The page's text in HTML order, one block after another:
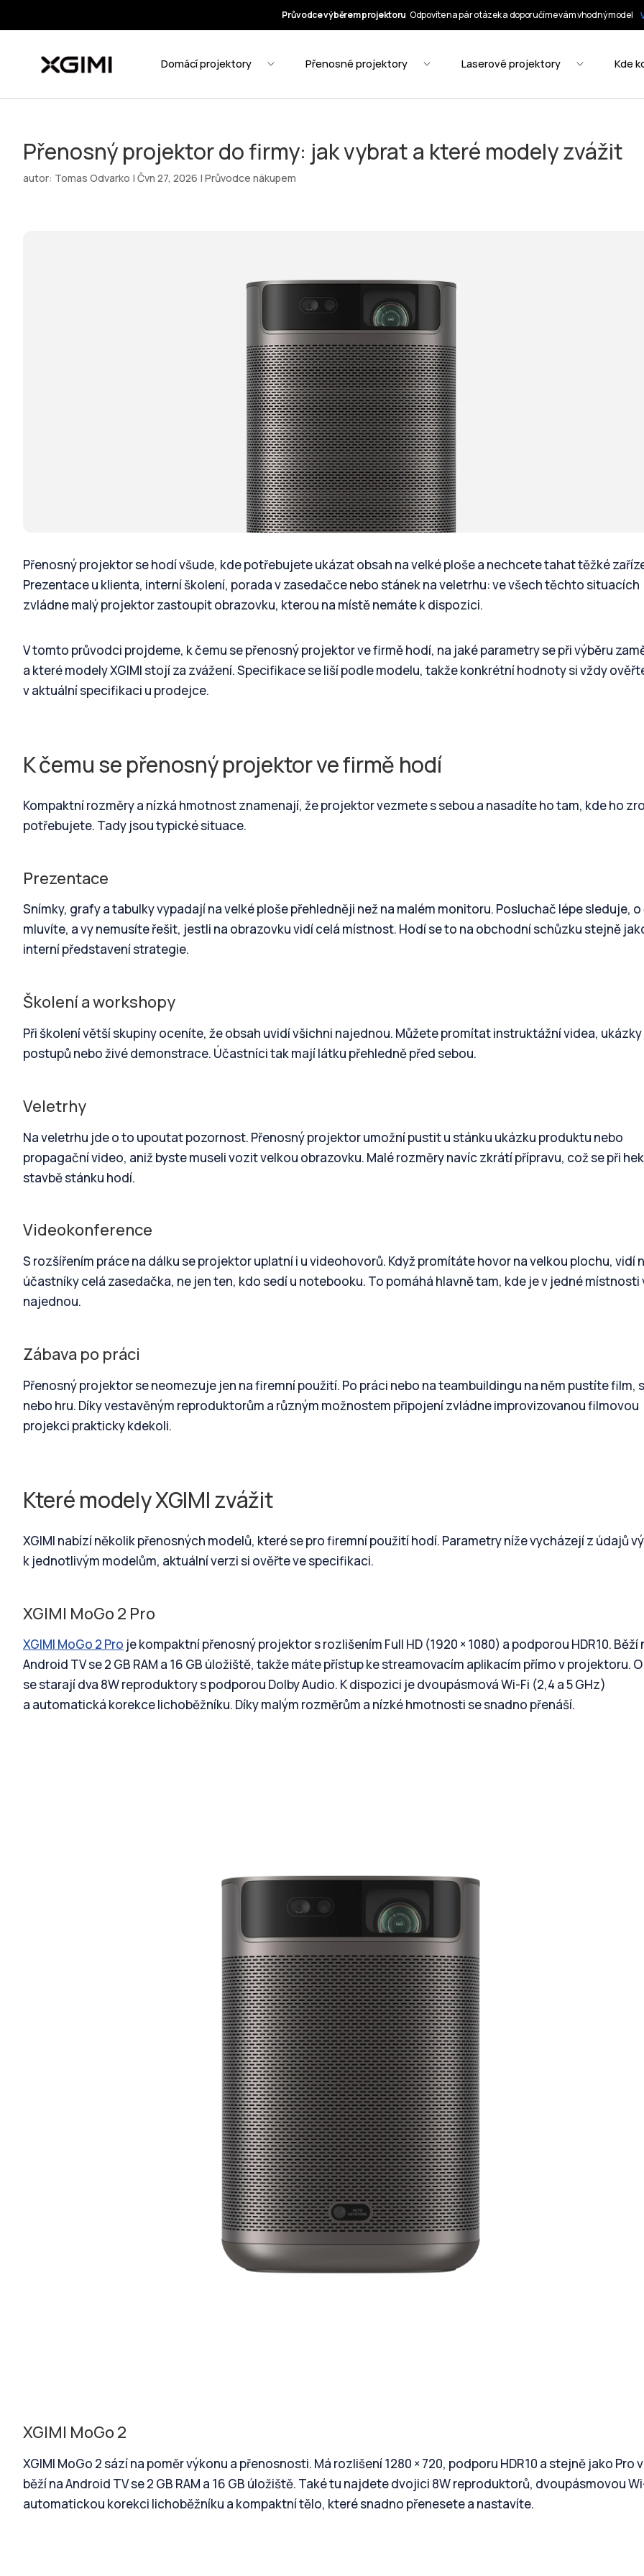
Přenosný projektor do firmy: jak vybrat a které modely zvážit
autor: Tomas Odvarko | Čvn 27, 2026 | Průvodce nákupem
Přenosný projektor se hodí všude, kde potřebujete ukázat obsah na velké ploše a nechcete tahat těžké
Prezentace u klienta, interní školení, porada v zasedačce nebo stánek na veletrhu: ve všech těchto situacích
zvládne malý projektor zastoupit obrazovku, kterou na místě nemáte k dispozici.
V tomto průvodci projdeme, k čemu se přenosný projektor ve firmě hodí, na jaké parametry se při výběru
a které modely XGIMI stojí za zvážení. Specifikace se liší podle modelu, takže konkrétní hodnoty si vždy
v aktuální specifikaci u prodejce.
K čemu se přenosný projektor ve firmě hodí
Kompaktní rozměry a nízká hmotnost znamenají, že projektor vezmete s sebou a nasadíte ho tam, kde ho
potřebujete. Tady jsou typické situace.
Prezentace
Snímky, grafy a tabulky vypadají na velké ploše přehledněji než na malém monitoru. Posluchač lépe sleduje, o
mluvíte, a vy nemusíte řešit, jestli na obrazovku vidí celá místnost. Hodí se to na obchodní schůzku stejně
interní představení strategie.
Školení a workshopy
Při školení větší skupiny oceníte, že obsah uvidí všichni najednou. Můžete promítat instruktážní videa, ukázky
postupů nebo živé demonstrace. Účastníci tak mají látku přehledně před sebou.
Veletrhy
Na veletrhu jde o to upoutat pozornost. Přenosný projektor umožní pustit u stánku ukázku produktu nebo
propagační video, aniž byste museli vozit velkou obrazovku. Malé rozměry navíc zkrátí přípravu, což se při
stavbě stánku hodí.
Videokonference
S rozšířením práce na dálku se projektor uplatní i u videohovorů. Když promítáte hovor na velkou plochu, vidí
účastníky celá zasedačka, ne jen ten, kdo sedí u notebooku. To pomáhá hlavně tam, kde je v jedné místnosti
najednou.
Zábava po práci
Přenosný projektor se neomezuje jen na firemní použití. Po práci nebo na teambuildingu na něm pustíte film,
nebo hru. Díky vestavěným reproduktorům a různým možnostem připojení zvládne improvizovanou filmovou
projekci prakticky kdekoli.
Které modely XGIMI zvážit
XGIMI nabízí několik přenosných modelů, které se pro firemní použití hodí. Parametry níže vycházejí z údajů
k jednotlivým modelům, aktuální verzi si ověřte ve specifikaci.
XGIMI MoGo 2 Pro
XGIMI MoGo 2 Pro je kompaktní přenosný projektor s rozlišením Full HD (1920 × 1080) a podporou HDR10. Běží
Android TV se 2 GB RAM a 16 GB úložiště, takže máte přístup ke streamovacím aplikacím přímo v projektoru.
se starají dva 8W reproduktory s podporou Dolby Audio. K dispozici je dvoupásmová Wi-Fi (2,4 a 5 GHz)
a automatická korekce lichoběžníku. Díky malým rozměrům a nízké hmotnosti se snadno přenáší.
XGIMI MoGo 2
XGIMI MoGo 2 sází na poměr výkonu a přenosnosti. Má rozlišení 1280 × 720, podporu HDR10 a stejně jako Pro
běží na Android TV se 2 GB RAM a 16 GB úložiště. Také tu najdete dvojici 8W reproduktorů, dvoupásmovou
automatickou korekci lichoběžníku a kompaktní tělo, které snadno přenesete a nastavíte.